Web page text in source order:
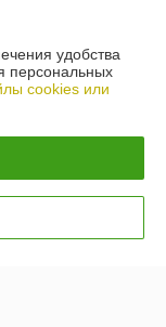
удобства
персональных
cookies или